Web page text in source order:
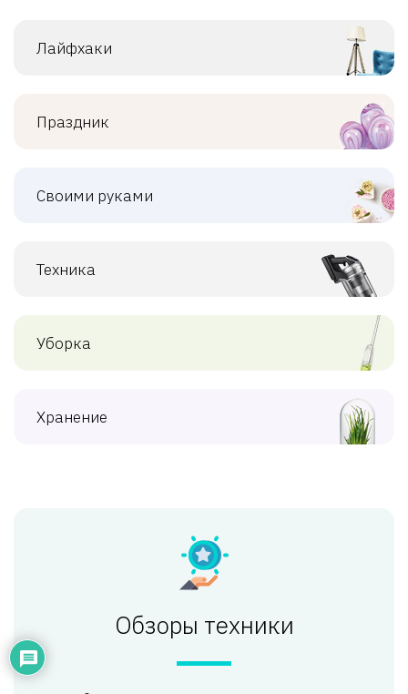
Лайфхаки
Праздник
Своими руками
Техника
Уборка
Хранение
Обзоры техники